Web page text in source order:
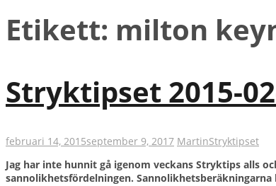
Etikett: milton
Stryktipset 2015-
februari 14, 2015september 9, 2017 MartinStryktipset
Jag har inte hunnit gå igenom veckans Stryktips alls
sannolikhetsfördelningen.